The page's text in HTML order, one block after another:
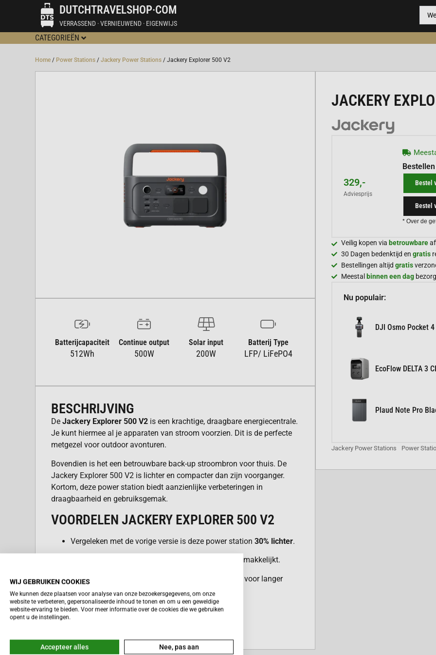
DUTCHTRAVELSHOP·COM
VERRASSEND · VERNIEUWEND · EIGENWIJS
CATEGORIEËN
Home / Power Stations / Jackery Power Stations / Jackery Explorer 500 V2
Batterijcapaciteit
512Wh
Continue output
500W
Solar input
200W
Batterij Type
LFP/ LiFePO4
BESCHRIJVING
De Jackery Explorer 500 V2 is een krachtige, draagbare energiecentrale.
Je kunt hiermee al je apparaten van stroom voorzien. Dit is de perfecte
metgezel voor outdoor avonturen.
Bovendien is het een betrouwbare back-up stroombron voor thuis. De
Jackery Explorer 500 V2 is lichter en compacter dan zijn voorganger.
Kortom, deze power station biedt aanzienlijke verbeteringen in
draagbaarheid en gebruiksgemak.
VOORDELEN JACKERY EXPLORER 500 V2
Vergeleken met de vorige versie is deze power station 30% lichter.
, wat het vervoer vergemakkelijkt.
Je profiteert van een
voor langer
gebruik.
DeJackery Explorer 500 V2biedt een snellere oplaadtijd via
Dit model beschikt over eenbidirectionele omvormer
opladen efficiënter maakt.
JACKERY
329,-
Adviesprijs
Bestel
Bestel
* Over de
Veilig kopen via betrouwbare
30 Dagen bedenktijd en gratis
Bestellingen altijd gratis
Meestal binnen een dag
Nu populair:
DJI Osmo Pocket 4
EcoFlow DELTA 3
Plaud Note Pro
Jackery Power Stations Power
WIJ GEBRUIKEN COOKIES
We kunnen deze plaatsen voor analyse van onze bezoekersgegevens, om onze
website te verbeteren, gepersonaliseerde inhoud te tonen en om u een geweldige
website-ervaring te bieden. Voor meer informatie over de cookies die we gebruiken
opent u de instellingen.
Accepteer alles Nee, pas aan